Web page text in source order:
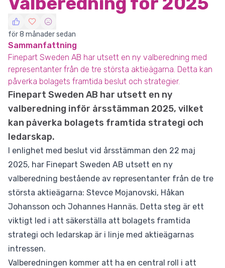
för 8 månader sedan
Sammanfattning
Finepart Sweden AB har utsett en ny valberedning med
representanter från de tre största aktieägarna. Detta kan
påverka bolagets framtida beslut och strategier.
Finepart Sweden AB har utsett en ny
valberedning inför årsstämman 2025, vilket
kan påverka bolagets framtida strategi och
ledarskap.
I enlighet med beslut vid årsstämman den 22 maj
2025, har Finepart Sweden AB utsett en ny
valberedning bestående av representanter från de tre
största aktieägarna: Stevce Mojanovski, Håkan
Johansson och Johannes Hannäs. Detta steg är ett
viktigt led i att säkerställa att bolagets framtida
strategi och ledarskap är i linje med aktieägarnas
intressen.
Valberedningen kommer att ha en central roll i att